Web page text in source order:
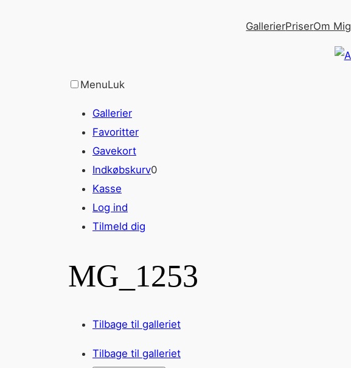
GallerierPriserOm Mig
MenuLuk
Gallerier
Favoritter
Gavekort
Indkøbskurv0
Kasse
Log ind
Tilmeld dig
MG_1253
Tilbage til galleriet
Tilbage til galleriet